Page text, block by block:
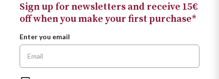
Sign up for newsletters and receive 15€
off when you make your first purchase*
Enter you email